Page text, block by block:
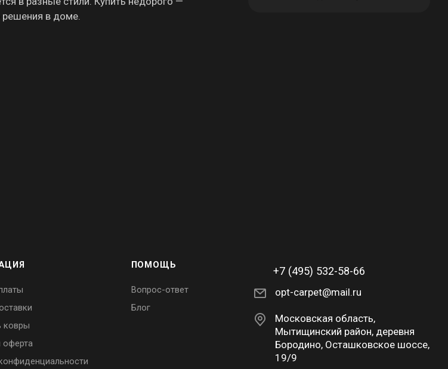
решения в доме.
ковры
оферта
ПОМОЩЬ
Вопрос-ответ
Блог
+7 (495) 532-58-66
opt-carpet@mail.ru
Московская область,
Мытищинский район, деревня
Бородино, Осташковское шоссе,
19/9